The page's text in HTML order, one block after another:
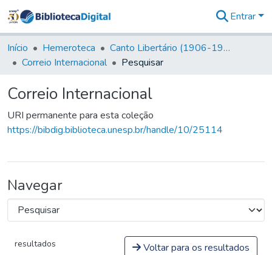
&
Coleções
Tudo na
Digital
Estatísticas
Entrar
Início Hemeroteca
Canto Libertário (1906-1995)
Correio Internacional
Pesquisar
Correio Internacional
URI permanente para esta coleção
https://bibdig.biblioteca.unesp.br/handle/10/25114
Navegar
resultados Voltar para os resultados